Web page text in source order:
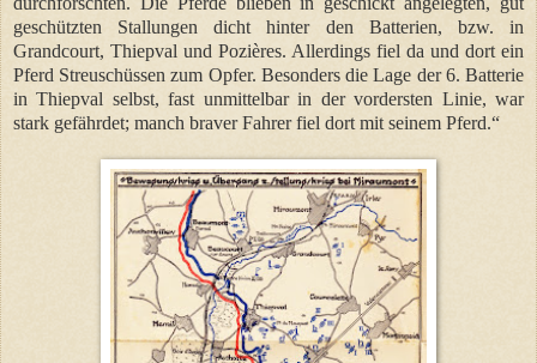
geschützten Stallungen dicht hinter den Batterien, bzw. in
Grandcourt, Thiepval und Pozières. Allerdings fiel da und dort ein
Pferd Streuschüssen zum Opfer. Besonders die Lage der 6. Batterie
in Thiepval selbst, fast unmittelbar in der vordersten Linie, war
stark gefährdet; manch braver Fahrer fiel dort mit seinem Pferd.“